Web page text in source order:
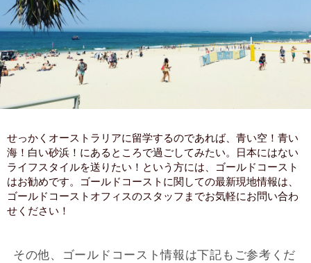
せっかくオーストラリアに留学するのであれば、青い空！青い
海！白い砂浜！にあるところで過ごしてみたい。日本にはない
ライフスタイルを送りたい！という方には、ゴールドコースト
はお勧めです。ゴールドコーストに関しての最新現地情報は、
ゴールドコーストオフィスのスタッフまでお気軽にお問い合わ
せください！
その他、ゴールドコースト情報は下記もご参考くだ